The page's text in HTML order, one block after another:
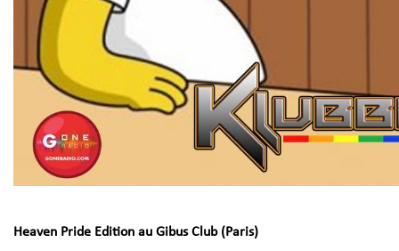
Heaven Pride Edition au Gibus Club (Paris)